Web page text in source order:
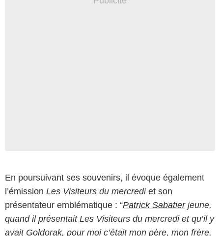
En poursuivant ses souvenirs, il évoque également
l’émission Les Visiteurs du mercredi et son
présentateur emblématique : “Patrick Sabatierjeune,
quand il présentait Les Visiteurs du mercredi et qu’il y
avait Goldorak, pour moi c’était mon père, mon frère,